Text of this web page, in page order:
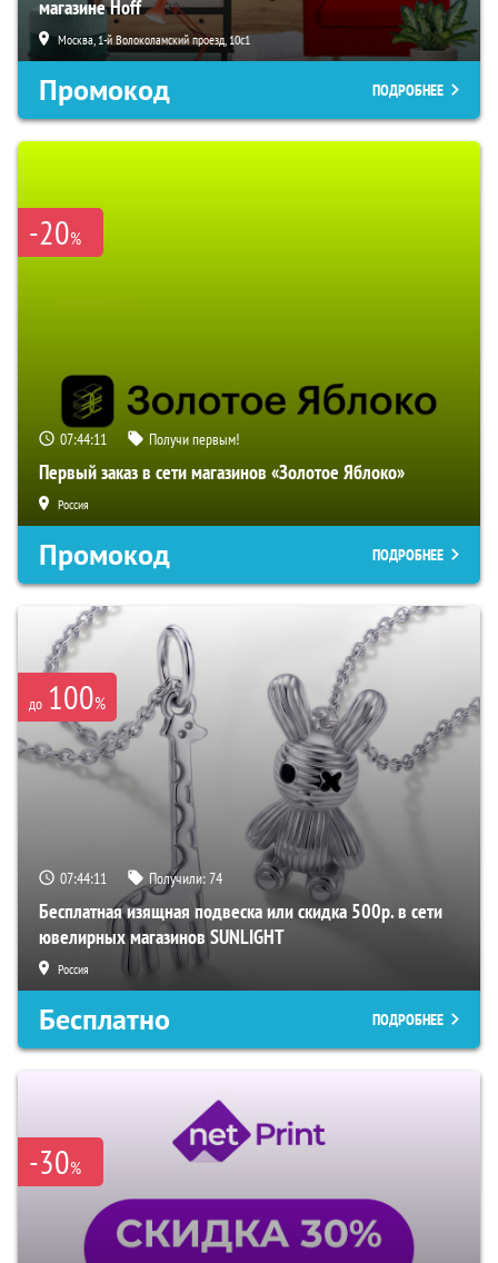
магазине Hoff
Москва, 1-й Волоколамский проезд, 10с1
Промокод ПОДРОБНЕЕ
-20%
07:44:10 Получи первым!
Первый заказ в сети магазинов «Золотое Яблоко»
Россия
Промокод ПОДРОБНЕЕ
до 100%
07:44:10 Получили:74
Бесплатная изящная подвеска или скидка 500р. в сети
ювелирных магазинов SUNLIGHT
Россия
Бесплатно ПОДРОБНЕЕ
-30%